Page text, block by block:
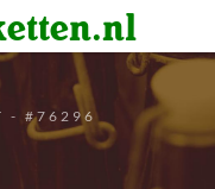
- #76296